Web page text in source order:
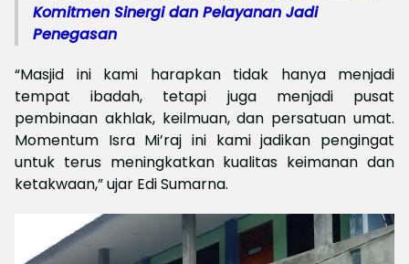
Komitmen Sinergi dan Pelayanan Jadi
Penegasan
“Masjid ini kami harapkan tidak hanya menjadi
tempat ibadah, tetapi juga menjadi pusat
pembinaan akhlak, keilmuan, dan persatuan umat.
Momentum Isra Mi’raj ini kami jadikan pengingat
untuk terus meningkatkan kualitas keimanan dan
ketakwaan,” ujar Edi Sumarna.